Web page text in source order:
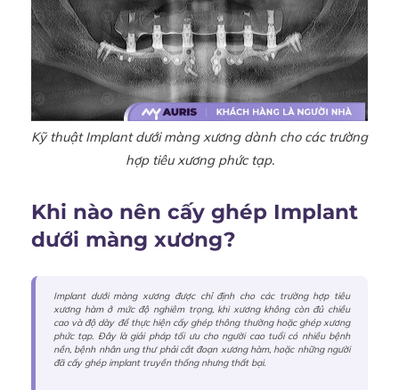
Kỹ thuật Implant dưới màng xương dành cho các trường
hợp tiêu xương phức tạp.
Khi nào nên cấy ghép Implant
dưới màng xương?
Implant dưới màng xương được chỉ định cho các trường hợp tiêu
xương hàm ở mức độ nghiêm trọng, khi xương không còn đủ chiều
cao và độ dày để thực hiện cấy ghép thông thường hoặc ghép xương
phức tạp. Đây là giải pháp tối ưu cho người cao tuổi có nhiều bệnh
nền, bệnh nhân ung thư phải cắt đoạn xương hàm, hoặc những người
đã cấy ghép implant truyền thống nhưng thất bại.